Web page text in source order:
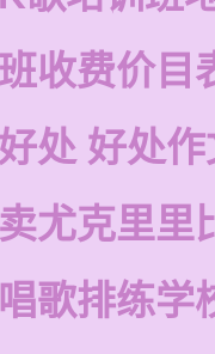
收费价目
处 好处作
尤克里里
歌排练学